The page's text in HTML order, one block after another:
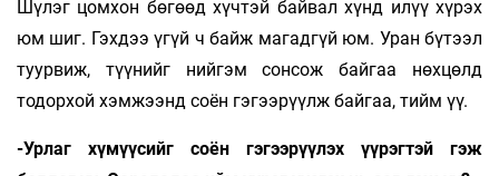
Шүлэг цомхон бөгөөд хүчтэй байвал хүнд илүү хүрэх
юм шиг. Гэхдээ үгүй ч байж магадгүй юм. Уран бүтээл
туурвиж, түүнийг нийгэм сонсож байгаа нөхцөлд
тодорхой хэмжээнд соён гэгээрүүлж байгаа, тийм үү.
-Урлаг хүмүүсийг соён гэгээрүүлэх үүрэгтэй гэж